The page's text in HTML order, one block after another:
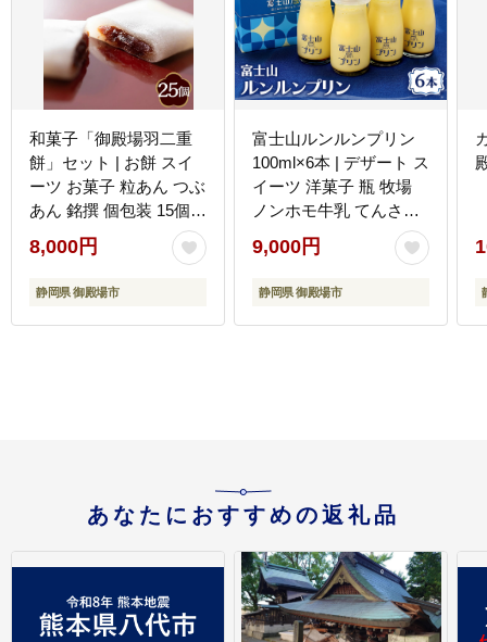
和菓子「御殿場羽二重
餅」セット | お餅 スイ
ーツ お菓子 粒あん つぶ
あん 銘撰 個包装 15個
10個 ギフト 贈り物 お土
産 お供え 内祝い お年賀
寄附額 10000 10000円 1
8,000円
静岡県 御殿場市
富士山ルンルンプリン
100ml×6本 | デザート ス
イーツ 洋菓子 瓶 牧場
ノンホモ牛乳 てんさい
糖 甜菜糖 ギフト 贈り物
寄附額 10000 10000円 1
万円 以下 以内
9,000円
静岡県 御殿場市
あなたにおすすめの返礼品